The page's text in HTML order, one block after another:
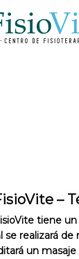
–
tiene
se realizará
un